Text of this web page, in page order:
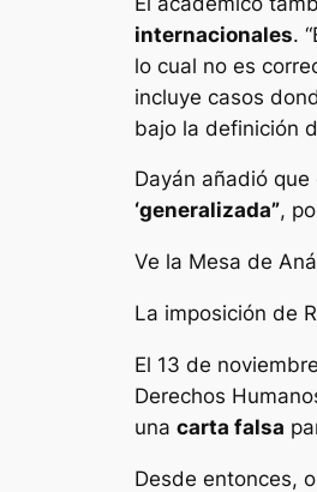
internacionales.
lo cual no es
incluye casos
bajo la definición
Dayán añadió
‘generalizada”,
Ve la Mesa de
La imposición de
El 13 de
Derechos
una carta falsa
Desde entonces,